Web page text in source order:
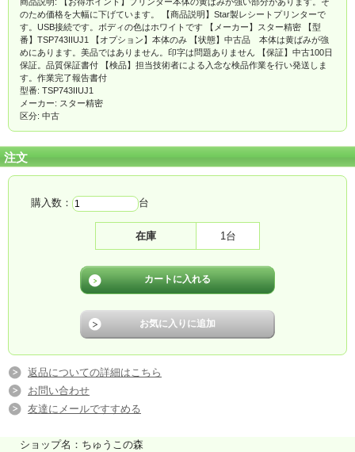
のため価格を大幅に下げています。 【商品説明】Star製レシートプリンターで
す。USB接続です。ボディの色はホワイトです 【メーカー】スター精密 【型
番】TSP743IIUJ1 【オプション】本体のみ 【状態】中古品 本体は黄ばみが強
めにあります。美品ではありません。印字は問題ありません 【保証】中古100日
保証。品質保証書付 【検品】担当技術者による入念な検品作業を行い発送しま
す。作業完了報告書付
型番: TSP743IIUJ1
メーカー: スター精密
区分: 中古
注文
購入数： 台
在庫 1台
返品についての詳細はこちら
お問い合わせ
友達にメールですすめる
ショップ名：ちゅうこの森